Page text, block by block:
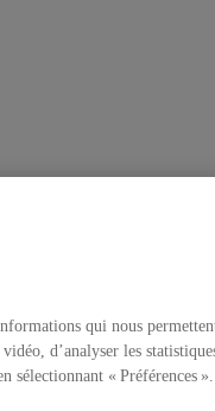
qui nous
d’analyser les
sélectionnant « Préférences ».